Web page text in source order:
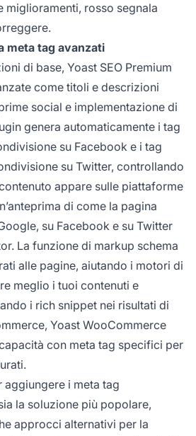
miglioramenti, rosso segnala
meta tag avanzati
di base, Yoast SEO Premium
come titoli e descrizioni
social e implementazione di
genera automaticamente i tag
su Facebook e i tag
su Twitter, controllando
appare sulle piattaforme
di come la pagina
su Facebook e su Twitter
La funzione di markup schema
alle pagine, aiutando i motori di
meglio i tuoi contenuti e
i rich snippet nei risultati di
Yoast WooCommerce
con meta tag specifici per
i meta tag
la soluzione più popolare,
approcci alternativi per la